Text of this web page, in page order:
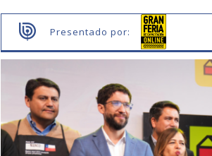
Presentado por: